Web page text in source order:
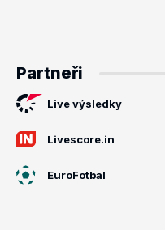
Partneři
Live výsledky
Livescore.in
EuroFotbal